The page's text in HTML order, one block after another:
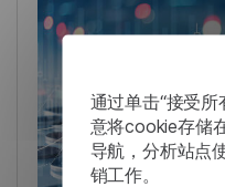
通过单击“接受
意将cookie存储
导航，分析站点
销工作。